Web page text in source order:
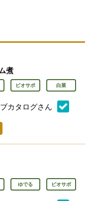
煮
ビオサポ 白菜
カタログさん
：ト：
ゆでる ビオサポ